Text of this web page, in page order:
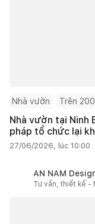
Nhà vườn Trên
Nhà vườn tại Ninh
pháp tổ chức lại
27/06/2026, lúc 10:00
AN NAM
Tư vấn, thiết kế -